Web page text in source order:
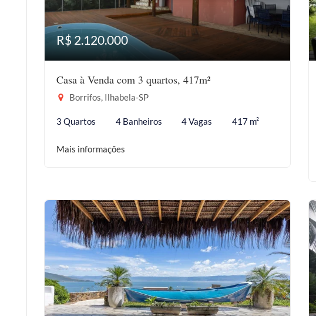
R$ 2.120.000
Casa à Venda com 3 quartos, 417m²
Borrifos, Ilhabela-SP
3 Quartos 4 Banheiros 4 Vagas 417 m²
Mais informações